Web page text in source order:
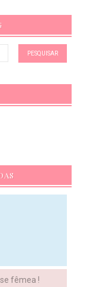
fêmea !